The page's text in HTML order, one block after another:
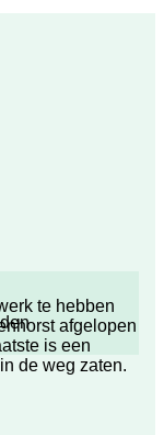
te hebben
afgelopen
is een
de weg zaten.